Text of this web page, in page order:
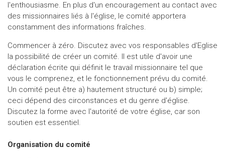
l'enthousiasme. En plus d'un encouragement au contact avec
des missionnaires liés à l'église, le comité apportera
constamment des informations fraîches.
Commencer à zéro. Discutez avec vos responsables d'Eglise
la possibilité de créer un comité. Il est utile d'avoir une
déclaration écrite qui définit le travail missionnaire tel que
vous le comprenez, et le fonctionnement prévu du comité.
Un comité peut être a) hautement structuré ou b) simple;
ceci dépend des circonstances et du genre d'église.
Discutez la forme avec l'autorité de votre église, car son
soutien est essentiel.
Organisation du comité